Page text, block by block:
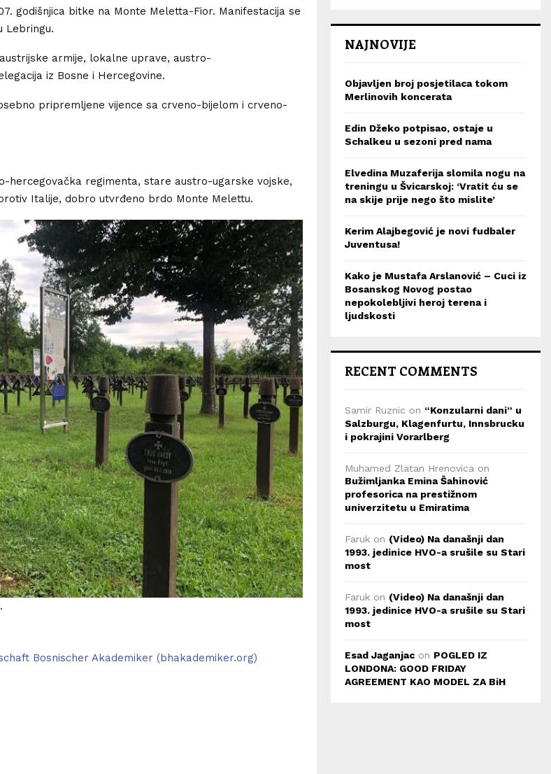
godišnjica bitke na Monte Meletta-Fior. Manifestacija se
Lebringu.
armije, lokalne uprave, austro-
iz Bosne i Hercegovine.
pripremljene vijence sa crveno-bijelom i crveno-
hercegovačka regimenta, stare austro-ugarske vojske,
Italije, dobro utvrđeno brdo Monte Melettu.
Bosnischer Akademiker (bhakademiker.org)
NAJNOVIJE
Objavljen broj posjetilaca tokom
Merlinovih koncerata
Edin Džeko potpisao, ostaje u
Schalkeu u sezoni pred nama
Elvedina Muzaferija slomila nogu na
treningu u Švicarskoj: ‘Vratit ću se
na skije prije nego što mislite’
Kerim Alajbegović je novi fudbaler
Juventusa!
Kako je Mustafa Arslanović – Cuci iz
Bosanskog Novog postao
nepokolebljivi heroj terena i
ljudskosti
RECENT COMMENTS
Samir Ruznic on “Konzularni dani” u
Salzburgu, Klagenfurtu, Innsbrucku
i pokrajini Vorarlberg
Muhamed Zlatan Hrenovica on
Bužimljanka Emina Šahinović
profesorica na prestižnom
univerzitetu u Emiratima
Faruk on (Video) Na današnji dan
1993. jedinice HVO-a srušile su Stari
most
Faruk on (Video) Na današnji dan
1993. jedinice HVO-a srušile su Stari
most
Esad Jaganjac on POGLED IZ
LONDONA: GOOD FRIDAY
AGREEMENT KAO MODEL ZA BiH